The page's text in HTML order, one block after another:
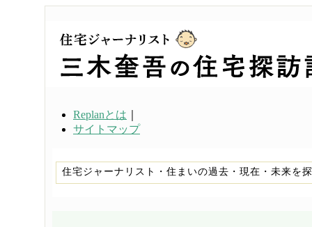
Replanとは
サイトマップ
住宅ジャーナリスト・住まいの過去・現在・未来を